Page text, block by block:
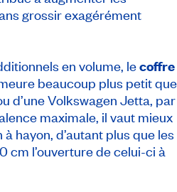
grossir exagérément
en volume, lecoffre
beaucoup plus petit que
d’une Volkswagen Jetta, par
maximale, il vaut mieux
hayon, d’autant plus que les
cm l’ouverture de celui-ci à